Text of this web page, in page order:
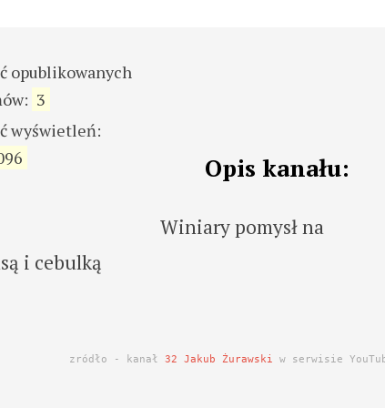
opublikowanych
3
wyświetleń:
Opis kanału:
Winiary pomysł na
i cebulką
zródło - kanał32 Jakub Żurawski w serwisie